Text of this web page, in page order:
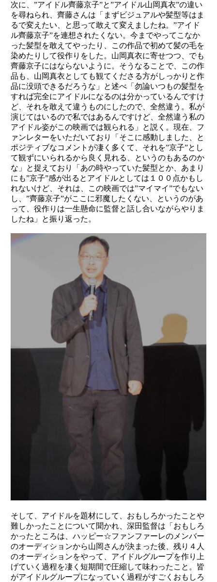
次に、”アイドル齊藤京子”と”アイドル山岡真衣”の違い
を尋ねられ、齊藤さんは「まずビジュアルや髪型等はま
るで変えたい、と思って敢えて変えましたね。”アイド
ル齊藤京子”を連想されたくない。今までやってこなか
った髪型を敢えてやったり、この作品で初めて髪の毛を
染めたりして役作りをした。山岡真衣に寄せつつ、でも
齊藤京子にはならないように。そうなることで、この作
品も、山岡真衣としても観てくださる方がしっかりと作
品に没頭できるだろうな」と述べ「勿論いつもの髪型を
すれば完全にアイドルになるのは分かっているんですけ
ど、それを敢えて違うものにしたので、全然違う。私が
演じてはいるので私ではあるんですけど、全然違う私の
アイドル姿がこの映画では観られる」と説く。現在、フ
ァンレターをいただいており「そこに感動しました、と
ポジティブなコメントが凄く多くて、それを”京子”とし
て観ずにいられるから良く見れる、というのもあるのか
な」と捉えており「あの時やっていた髪型とか、あまり
にも”京子”感が出るとアイドルとしては１００点かもし
れないけど、それは、この映画では”マイマイ”でもない
し、”齊藤京子”がここに邪魔したくない、というのがあ
って、役作りは一生懸命に監督と話し合いながらやりま
したね」と振り返った。
そして、アイドルを題材にして、おもしろかったことや
難しかったことについて聞かれ、深田監督は「おもしろ
かったところは、ハッピー☆ファンファーレのメンバー
のオーディションから山岡さんが決まった後、残り４人
のオーディションをやって、アイドルグループを作り上
げていく過程を凄く短期間で圧縮して味わったこと。皆
がアイドルグループになっていく過程がすごくおもしろ